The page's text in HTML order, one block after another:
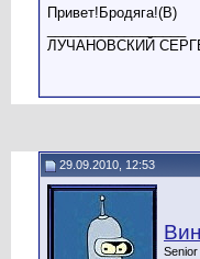
Привет!Бродяга!(B)
ЛУЧАНОВСКИЙ
29.09.2010, 12:53